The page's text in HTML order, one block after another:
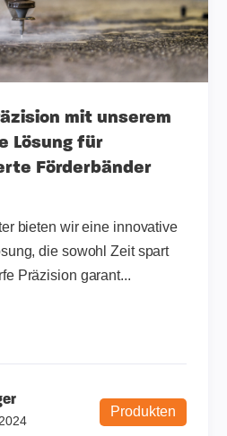
mit unserem
Lösung für
Förderbänder
bieten wir eine innovative
die sowohl Zeit spart
Präzision garant...
Produkten